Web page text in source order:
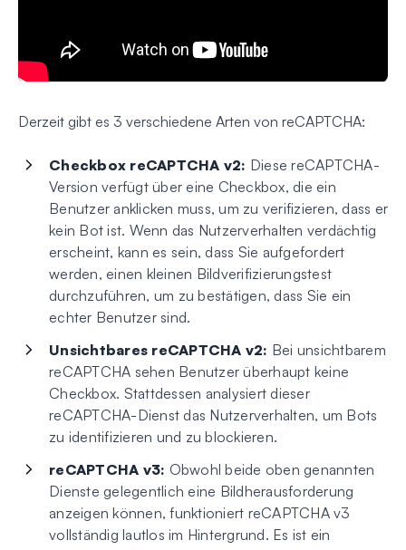
Derzeit gibt es 3 verschiedene Arten von reCAPTCHA:
Checkbox reCAPTCHA v2: Diese reCAPTCHA-
Version verfügt über eine Checkbox, die ein
Benutzer anklicken muss, um zu verifizieren, dass er
kein Bot ist. Wenn das Nutzerverhalten verdächtig
erscheint, kann es sein, dass Sie aufgefordert
werden, einen kleinen Bildverifizierungstest
durchzuführen, um zu bestätigen, dass Sie ein
echter Benutzer sind.
Unsichtbares reCAPTCHA v2: Bei unsichtbarem
reCAPTCHA sehen Benutzer überhaupt keine
Checkbox. Stattdessen analysiert dieser
reCAPTCHA-Dienst das Nutzerverhalten, um Bots
zu identifizieren und zu blockieren.
reCAPTCHA v3: Obwohl beide oben genannten
Dienste gelegentlich eine Bildherausforderung
anzeigen können, funktioniert reCAPTCHA v3
vollständig lautlos im Hintergrund. Es ist ein